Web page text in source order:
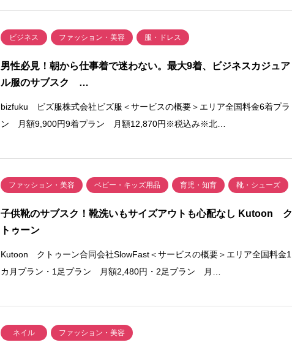
ビジネス ファッション・美容 服・ドレス
男性必見！朝から仕事着で迷わない。最大9着、ビジネスカジュア
ル服のサブスク …
bizfuku ビズ服株式会社ビズ服＜サービスの概要＞エリア全国料金6着プラ
ン 月額9,900円9着プラン 月額12,870円※税込み※北…
ファッション・美容 ベビー・キッズ用品 育児・知育 靴・シューズ
子供靴のサブスク！靴洗いもサイズアウトも心配なし Kutoon ク
トゥーン
Kutoon クトゥーン合同会社SlowFast＜サービスの概要＞エリア全国料金1
カ月プラン・1足プラン 月額2,480円・2足プラン 月…
ネイル ファッション・美容